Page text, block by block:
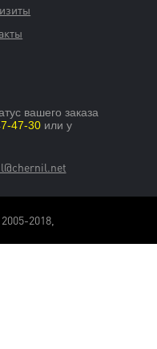
вашего заказа
47-30 или у
2018,